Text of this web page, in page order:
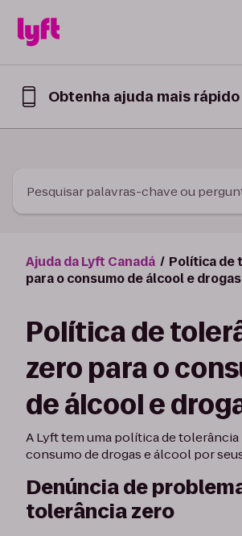
Obtenha ajuda mais rápido
Pesquisar palavras-chave ou
Ajuda da Lyft Canadá
Política de
para o consumo de álcool e drogas
Política de
zero para o
de álcool e
A Lyft tem uma política de tolerância
consumo de drogas e álcool por
Denúncia de
tolerância zero